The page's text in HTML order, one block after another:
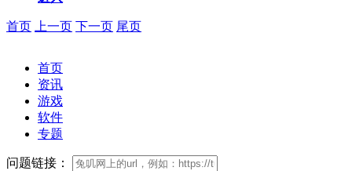
首页 上一页 下一页 尾页
首页
资讯
游戏
软件
专题
问题链接：